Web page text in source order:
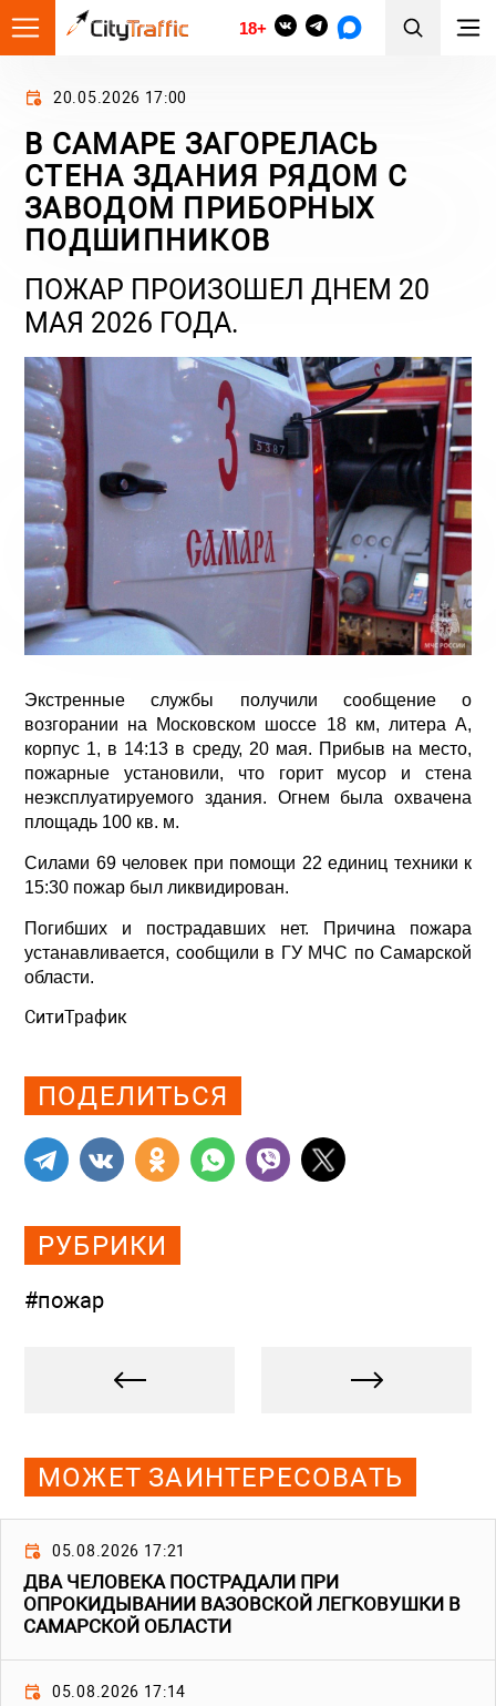
18+
20.05.2026 17:00
В САМАРЕ ЗАГОРЕЛАСЬ
СТЕНА ЗДАНИЯ РЯДОМ С
ЗАВОДОМ ПРИБОРНЫХ
ПОДШИПНИКОВ
ПОЖАР ПРОИЗОШЕЛ ДНЕМ 20
МАЯ 2026 ГОДА.
Экстренные службы получили сообщение о
возгорании на Московском шоссе 18 км, литера А,
корпус 1, в 14:13 в среду, 20 мая. Прибыв на место,
пожарные установили, что горит мусор и стена
неэксплуатируемого здания. Огнем была охвачена
площадь 100 кв. м.
Силами 69 человек при помощи 22 единиц техники к
15:30 пожар был ликвидирован.
Погибших и пострадавших нет. Причина пожара
устанавливается, сообщили в ГУ МЧС по Самарской
области.
СитиТрафик
ПОДЕЛИТЬСЯ
РУБРИКИ
#пожар
МОЖЕТ ЗАИНТЕРЕСОВАТЬ
05.08.2026 17:21
ДВА ЧЕЛОВЕКА ПОСТРАДАЛИ ПРИ
ОПРОКИДЫВАНИИ ВАЗОВСКОЙ ЛЕГКОВУШКИ В
САМАРСКОЙ ОБЛАСТИ
05.08.2026 17:14